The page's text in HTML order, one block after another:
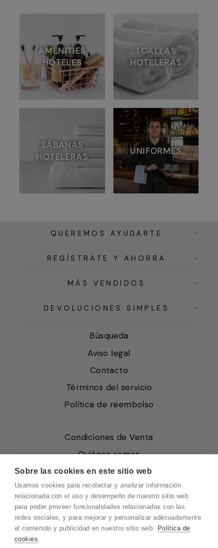
Sobre las cookies en este sitio web
Usamos cookies para recolectar y analizar información
relacionada con el uso y desempeño de nuestro sitio web
para poder proveer funcionalidades relacionadas con las
redes sociales, y para mejorar y personalizar adecuadamente
el contenido y publicidad en nuestro sitio web. Política de
cookies
AMENITIES
HOTELES
TOALLAS
HOTELERAS
SÁBANAS
HOTELERAS
UNIFORMES
QUEREMOS AYUDARTE
REGÍSTRATE Y AHORRA
MÁS VENDIDOS
DEVOLUCIONES SIMPLES
Búsqueda
Aviso legal
Contacto
Términos del servicio
Política de reembolso
Condiciones de Venta
Quiénes somos
Política de Cookies
Protección de Datos
Blog EN
Blog FR